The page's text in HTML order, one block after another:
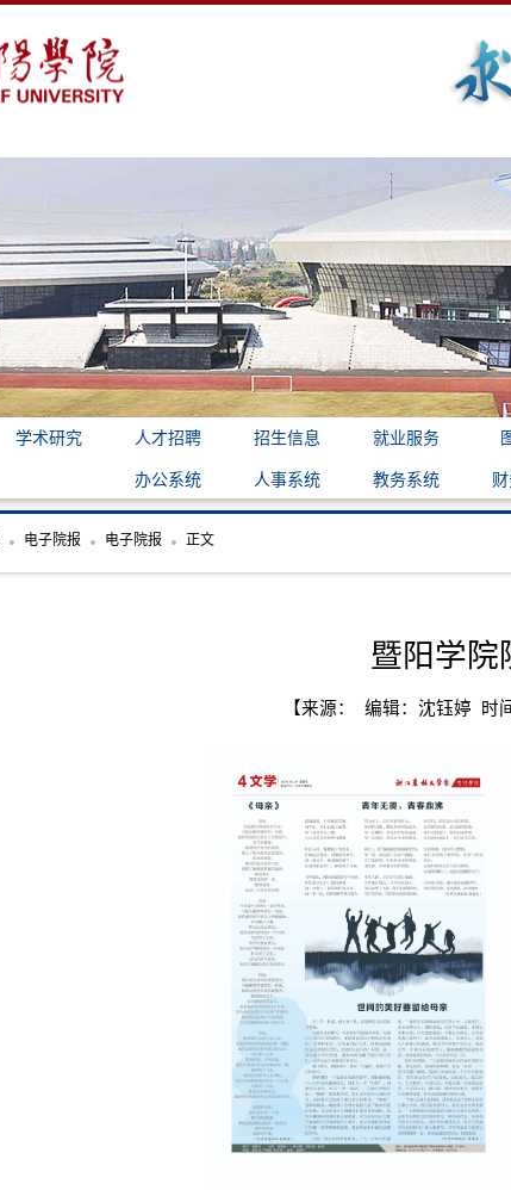
学术研究 人才招聘 招生信息 就业服务
办公系统 人事系统 教务系统
电子院报 电子院报 正文
暨阳学院
【来源： 编辑：沈钰婷 时